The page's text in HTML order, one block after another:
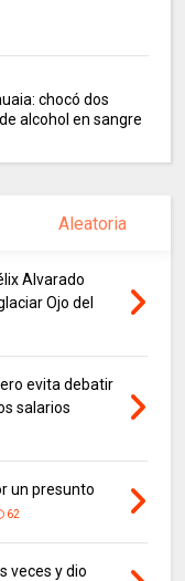
chocó dos
alcohol en sangre
Aleatoria
Alvarado
Ojo del
evita debatir
salarios
un presunto
62
veces y dio